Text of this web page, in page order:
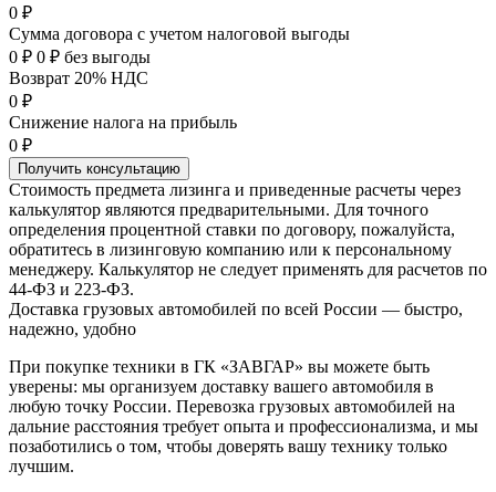
0 ₽
Сумма договора с учетом налоговой выгоды
0 ₽ 0 ₽ без выгоды
Возврат 20% НДС
0 ₽
Снижение налога на прибыль
0 ₽
Получить консультацию
Стоимость предмета лизинга и приведенные расчеты через
калькулятор являются предварительными. Для точного
определения процентной ставки по договору, пожалуйста,
обратитесь в лизинговую компанию или к персональному
менеджеру. Калькулятор не следует применять для расчетов по
44-ФЗ и 223-ФЗ.
Доставка грузовых автомобилей по всей России — быстро,
надежно, удобно
При покупке техники в ГК «ЗАВГАР» вы можете быть
уверены: мы организуем доставку вашего автомобиля в
любую точку России. Перевозка грузовых автомобилей на
дальние расстояния требует опыта и профессионализма, и мы
позаботились о том, чтобы доверять вашу технику только
лучшим.